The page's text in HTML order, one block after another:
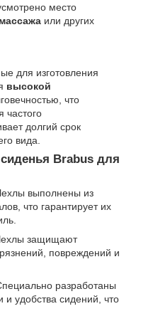
место
или других
для изготовления
высокой
что
частого
долгий срок
вида.
Brabus для
выполнены из
что гарантирует их
защищают
повреждений и
разработаны
удобства сидений, что